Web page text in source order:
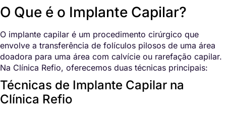
O Que é o Implante Capilar?
O implante capilar é um procedimento cirúrgico que
envolve a transferência de folículos pilosos de uma área
doadora para uma área com calvície ou rarefação capilar.
Na Clínica Refio, oferecemos duas técnicas principais:
Técnicas de Implante Capilar na
Clínica Refio